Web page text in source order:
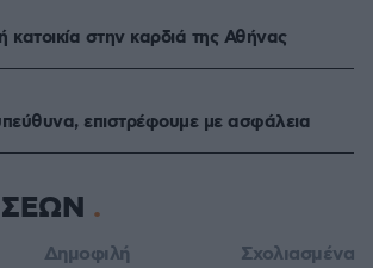
κατοικία στην καρδιά της Αθήνας
επιστρέφουμε με ασφάλεια
Δημοφιλή Σχολιασμένα